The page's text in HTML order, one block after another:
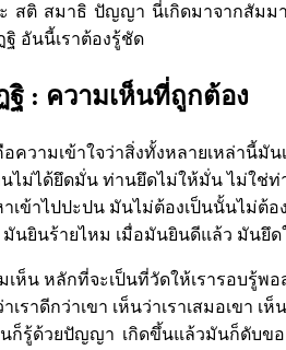
สติ สมาธิ ปัญญา นี่เกิดมาจากสัมมา
อันนี้เราต้องรู้ชัด
: ความเห็นที่ถูกต้อง
ความเข้าใจว่าสิ่งทั้งหลายเหล่านี้มั
ไม่ได้ยึดมั่น ท่านยึดไม่ให้มั่น ไม่ใช่
เข้าไปปะปน มันไม่ต้องเป็นนั้นไม่ต้
นยินร้ายไหม เมื่อมันยินดีแล้ว มันยึ
ห็น หลักที่จะเป็นที่วัดให้เรารอบรู้พอ
เราดีกว่าเขา เห็นว่าเราเสมอเขา
ก็รู้ด้วยปัญญา เกิดขึ้นแล้วมันก็ดับขอ